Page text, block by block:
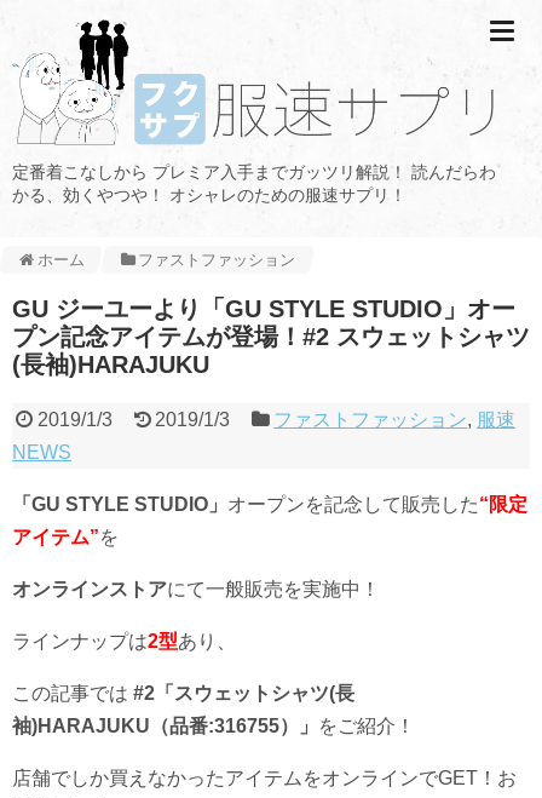
定番着こなしから プレミア入手までガッツリ解説！ 読んだらわ
かる、効くやつや！ オシャレのための服速サプリ！
ホーム ファストファッション
GU ジーユーより「GU STYLE STUDIO」オー
プン記念アイテムが登場！#2 スウェットシャツ
(長袖)HARAJUKU
2019/1/3 2019/1/3 ファストファッション, 服速
NEWS
「GU STYLE STUDIO」 オープンを記念して販売した“限定
アイテム”を
オンラインストアにて一般販売を実施中！
ラインナップは2型あり、
この記事では #2「スウェットシャツ(長
袖)HARAJUKU（品番:316755）」
をご紹介！
店舗でしか買えなかったアイテムをオンラインでGET！お